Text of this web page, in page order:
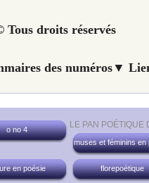
Tous droits réservés
des numéros▼
LE PAN POÉTIQUE
o no 4
muses et féminins en
en poésie florepoétique